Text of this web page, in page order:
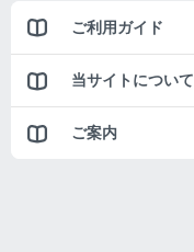
ご利用ガイド
当サイトについて
ご案内